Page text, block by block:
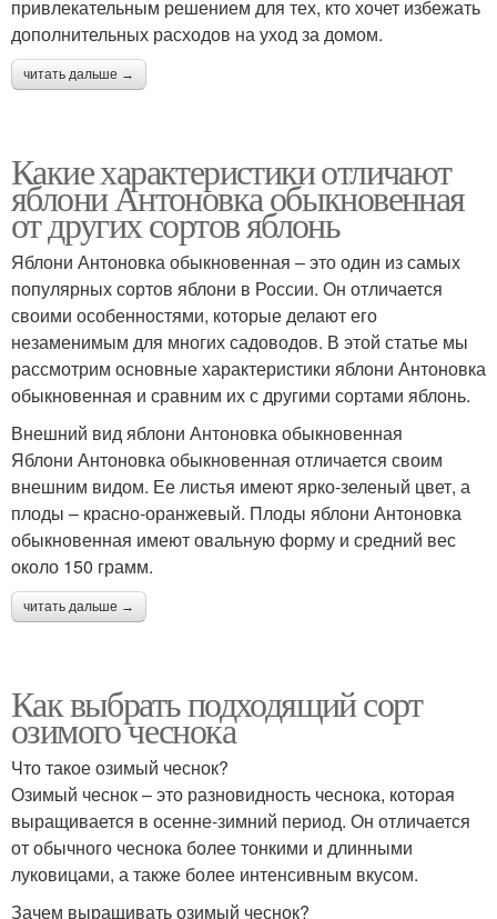
привлекательным решением для тех, кто хочет избежать
дополнительных расходов на уход за домом.
читать дальше →
Какие характеристики отличают
яблони Антоновка обыкновенная
от других сортов яблонь
Яблони Антоновка обыкновенная – это один из самых
популярных сортов яблони в России. Он отличается
своими особенностями, которые делают его
незаменимым для многих садоводов. В этой статье мы
рассмотрим основные характеристики яблони Антоновка
обыкновенная и сравним их с другими сортами яблонь.
Внешний вид яблони Антоновка обыкновенная
Яблони Антоновка обыкновенная отличается своим
внешним видом. Ее листья имеют ярко-зеленый цвет, а
плоды – красно-оранжевый. Плоды яблони Антоновка
обыкновенная имеют овальную форму и средний вес
около 150 грамм.
читать дальше →
Как выбрать подходящий сорт
озимого чеснока
Что такое озимый чеснок?
Озимый чеснок – это разновидность чеснока, которая
выращивается в осенне-зимний период. Он отличается
от обычного чеснока более тонкими и длинными
луковицами, а также более интенсивным вкусом.
Зачем выращивать озимый чеснок?